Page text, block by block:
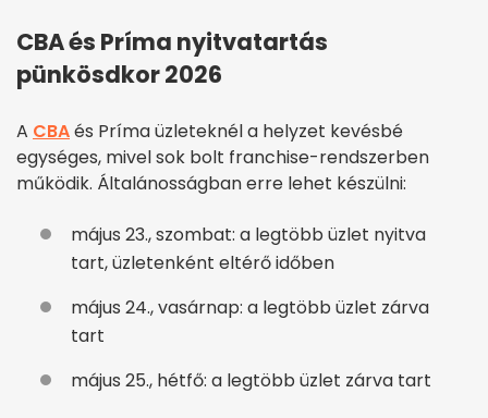
CBA és Príma nyitvatartás
pünkösdkor 2026
A CBAés Príma üzleteknél a helyzet kevésbé
egységes, mivel sok bolt franchise-rendszerben
működik. Általánosságban erre lehet készülni:
május 23., szombat: a legtöbb üzlet nyitva
tart, üzletenként eltérő időben
május 24., vasárnap: a legtöbb üzlet zárva
tart
május 25., hétfő: a legtöbb üzlet zárva tart